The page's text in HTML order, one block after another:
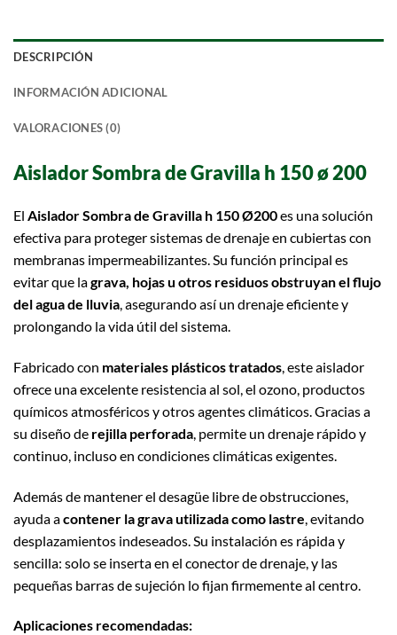
DESCRIPCIÓN
INFORMACIÓN ADICIONAL
VALORACIONES (0)
Aislador Sombra de Gravilla h 150 ø 200
El Aislador Sombra de Gravilla h 150 Ø200es una solución
efectiva para proteger sistemas de drenaje en cubiertas con
membranas impermeabilizantes. Su función principal es
evitar que lagrava, hojas u otros residuos obstruyan el flujo
del agua de lluvia, asegurando así un drenaje eficiente y
prolongando la vida útil del sistema.
Fabricado con materiales plásticos tratados , este aislador
ofrece una excelente resistencia al sol, el ozono, productos
químicos atmosféricos y otros agentes climáticos. Gracias a
su diseño de rejilla perforada , permite un drenaje rápido y
continuo, incluso en condiciones climáticas exigentes.
Además de mantener el desagüe libre de obstrucciones,
ayuda acontener la grava utilizada como lastre , evitando
desplazamientos indeseados. Su instalación es rápida y
sencilla: solo se inserta en el conector de drenaje, y las
pequeñas barras de sujeción lo fijan firmemente al centro.
Aplicaciones recomendadas: